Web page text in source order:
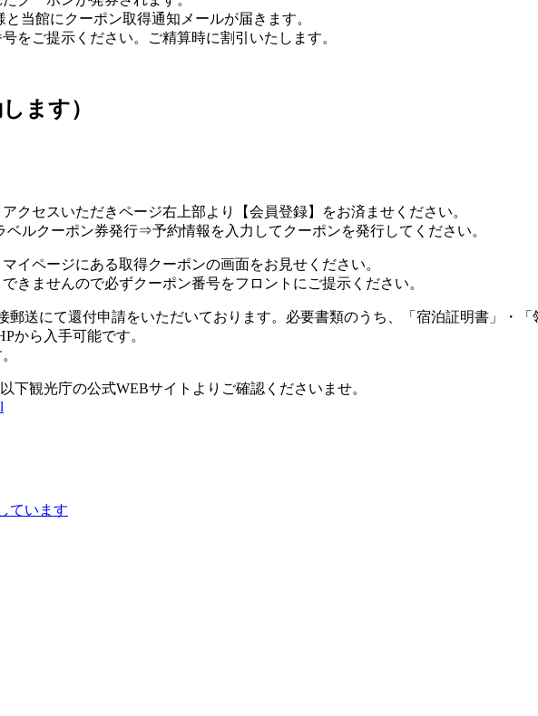
当館にクーポン取得通知メールが届きます。
をご提示ください。ご精算時に割引いたします。
ます）
クセスいただきページ右上部より 【会員登録】
をお済ませください。
ベルクーポン券発行⇒予約情報を入力 してクーポンを発行してください。
イページにある取得クーポンの画面をお見せください。
きませんので必ずクーポン番号をフロントにご提示ください。
送にて還付申請をいただいております。必要書類のうち、「宿泊証明書」・
から入手可能です。
下観光庁の公式WEBサイトよりご確認くださいませ。
ています